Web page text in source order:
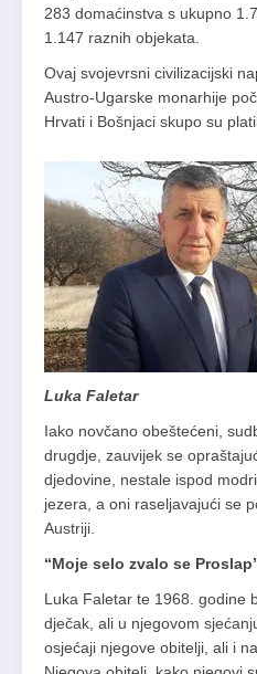
283 domaćinstva s ukupno
1.147 raznih objekata.
Ovaj svojevrsni civilizacijski
Austro-Ugarske monarhije
Hrvati i Bošnjaci skupo su
Luka Faletar
Iako novčano obeštećeni,
drugdje, zauvijek se
djedovine, nestale ispod
jezera, a oni raseljavajući se
Austriji.
“Moje selo zvalo se
Luka Faletar te 1968. godine
dječak, ali u njegovom
osjećaji njegove obitelji, ali i